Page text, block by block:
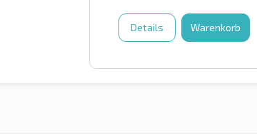
Details Warenkorb